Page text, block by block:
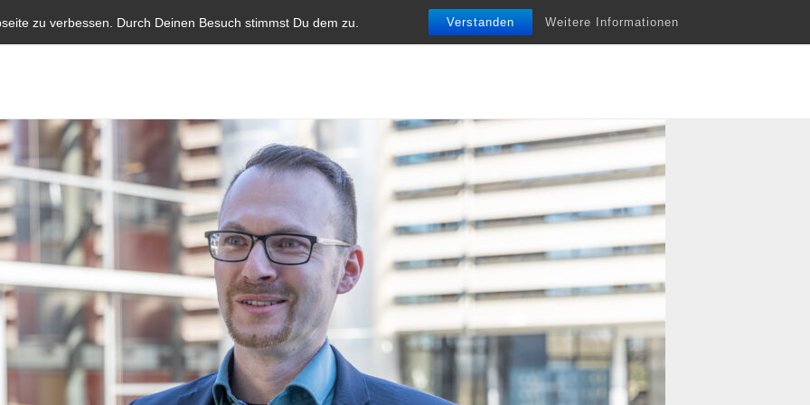
zu verbessen. Durch Deinen Besuch stimmst Du dem zu. Verstanden Weitere Informationen
Start Aktuelles Blauer Brief Parlamentarische Infobriefe Termine Vita Unterstützung